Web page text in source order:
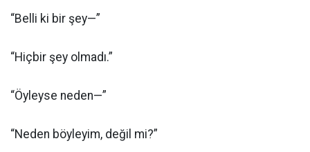
“Belli ki bir şey—”
“Hiçbir şey olmadı.”
“Öyleyse neden—”
“Neden böyleyim, değil mi?”